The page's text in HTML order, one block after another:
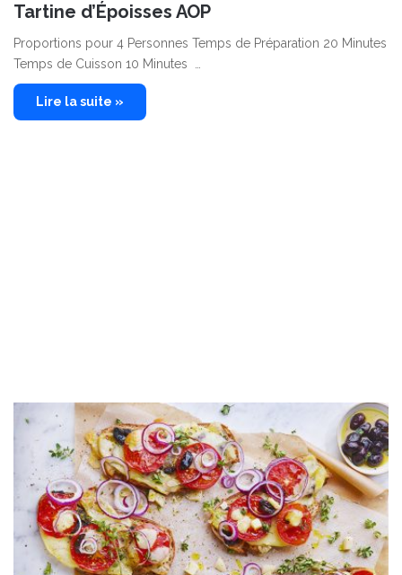
Tartine d’Époisses AOP
Proportions pour 4 Personnes Temps de Préparation 20 Minutes
Temps de Cuisson 10 Minutes …
Lire la suite »